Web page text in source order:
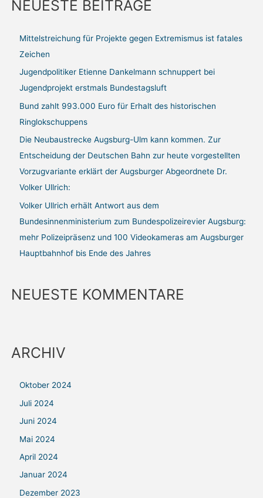
h
NEUESTE BEITRÄGE
Mittelstreichung für Projekte gegen Extremismus ist fatales
Zeichen
Jugendpolitiker Etienne Dankelmann schnuppert bei
Jugendprojekt erstmals Bundestagsluft
Bund zahlt 993.000 Euro für Erhalt des historischen
Ringlokschuppens
Die Neubaustrecke Augsburg-Ulm kann kommen. Zur
Entscheidung der Deutschen Bahn zur heute vorgestellten
Vorzugvariante erklärt der Augsburger Abgeordnete Dr.
Volker Ullrich:
Volker Ullrich erhält Antwort aus dem
Bundesinnenministerium zum Bundespolizeirevier Augsburg:
mehr Polizeipräsenz und 100 Videokameras am Augsburger
Hauptbahnhof bis Ende des Jahres
NEUESTE KOMMENTARE
ARCHIV
Oktober 2024
Juli 2024
Juni 2024
Mai 2024
April 2024
Januar 2024
Dezember 2023